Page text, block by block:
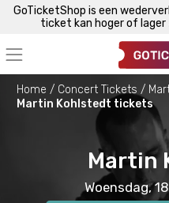
GoTicketShop is een
ticket kan hoger of lager
Home Concert Tickets
Martin Kohlstedt tickets
Martin
Woensdag,